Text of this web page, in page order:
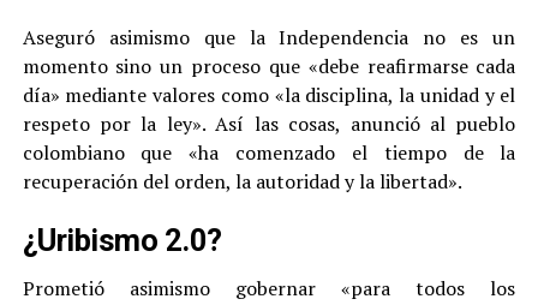
Aseguró asimismo que la Independencia no es un
momento sino un proceso que «debe reafirmarse cada
día» mediante valores como «la disciplina, la unidad y el
respeto por la ley». Así las cosas, anunció al pueblo
colombiano que «ha comenzado el tiempo de la
recuperación del orden, la autoridad y la libertad».
¿Uribismo 2.0?
Prometió asimismo gobernar «para todos los